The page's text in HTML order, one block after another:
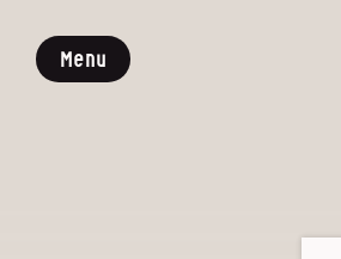
Menu